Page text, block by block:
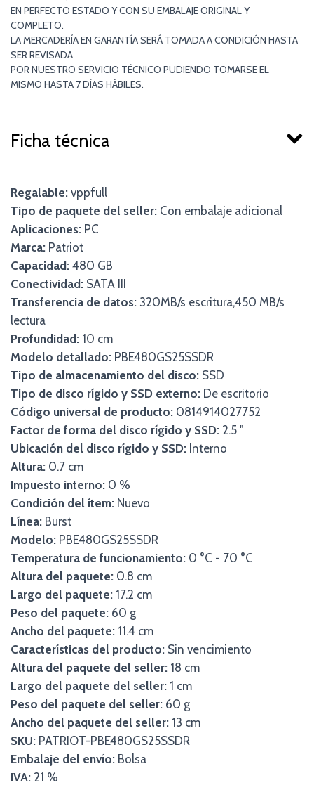
EN PERFECTO ESTADO Y CON SU EMBALAJE ORIGINAL Y
COMPLETO.
LA MERCADERÍA EN GARANTÍA SERÁ TOMADA A CONDICIÓN HASTA
SER REVISADA
POR NUESTRO SERVICIO TÉCNICO PUDIENDO TOMARSE EL
MISMO HASTA 7 DÍAS HÁBILES.
Ficha técnica
Regalable: vppfull
Tipo de paquete del seller: Con embalaje adicional
Aplicaciones: PC
Marca: Patriot
Capacidad: 480 GB
Conectividad: SATA III
Transferencia de datos: 320MB/s escritura,450 MB/s
lectura
Profundidad: 10 cm
Modelo detallado: PBE480GS25SSDR
Tipo de almacenamiento del disco: SSD
Tipo de disco rígido y SSD externo: De escritorio
Código universal de producto: 0814914027752
Factor de forma del disco rígido y SSD: 2.5 "
Ubicación del disco rígido y SSD: Interno
Altura: 0.7 cm
Impuesto interno: 0 %
Condición del ítem: Nuevo
Línea: Burst
Modelo: PBE480GS25SSDR
Temperatura de funcionamiento: 0 °C - 70 °C
Altura del paquete: 0.8 cm
Largo del paquete: 17.2 cm
Peso del paquete: 60 g
Ancho del paquete: 11.4 cm
Características del producto: Sin vencimiento
Altura del paquete del seller: 18 cm
Largo del paquete del seller: 1 cm
Peso del paquete del seller: 60 g
Ancho del paquete del seller: 13 cm
SKU: PATRIOT-PBE480GS25SSDR
Embalaje del envío: Bolsa
IVA: 21 %